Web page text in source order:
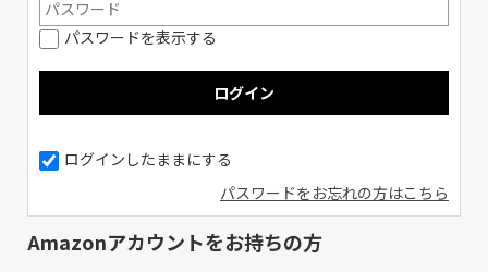
パスワードを表示する
ログインしたままにする
パスワードをお忘れの方はこちら
Amazonアカウントをお持ちの方